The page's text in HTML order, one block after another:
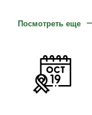
Посмотреть еще